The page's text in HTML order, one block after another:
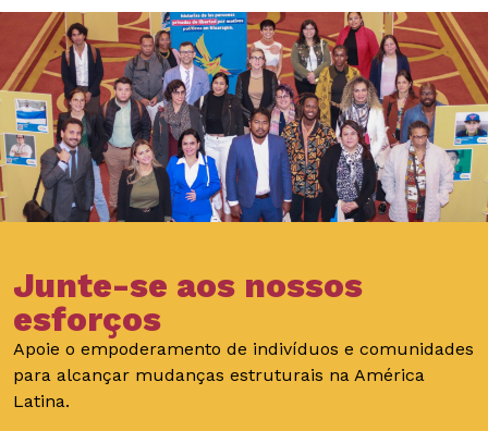
Junte-se aos nossos
esforços
Apoie o empoderamento de indivíduos e comunidades
para alcançar mudanças estruturais na América
Latina.